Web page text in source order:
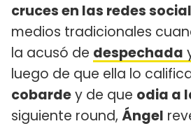
cruces en las redes
medios tradicionales
la acusó de despechada
luego de que ella lo
cobardey de que odia a
siguiente round, Ángel